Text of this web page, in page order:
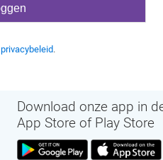
privacybeleid.
Download onze app in
App Store of Play Store